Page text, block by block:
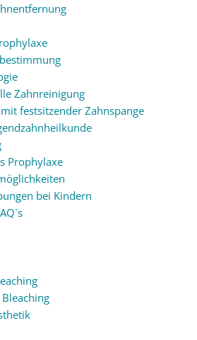
Zahnreinigung
festsitzender Zahnspange
Prophylaxe
bei Kindern